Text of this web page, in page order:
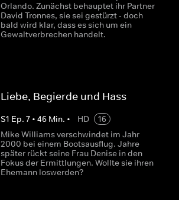
Orlando. Zunächst behauptet ihr Partner
David Tronnes, sie sei gestürzt - doch
bald wird klar, dass es sich um ein
Gewaltverbrechen handelt.
Liebe, Begierde und Hass
S1 Ep. 7• 46Min. • HD
16
Mike Williams verschwindet im Jahr
2000 bei einem Bootsausflug. Jahre
später rückt seine Frau Denise in den
Fokus der Ermittlungen. Wollte sie ihren
Ehemann loswerden?